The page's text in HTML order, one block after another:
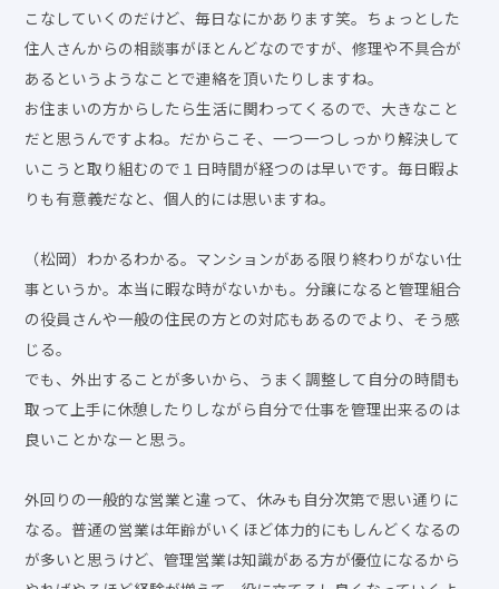
こなしていくのだけど、毎日なにかあります笑。ちょっとした
住人さんからの相談事がほとんどなのですが、修理や不具合が
あるというようなことで連絡を頂いたりしますね。
お住まいの方からしたら生活に関わってくるので、大きなこと
だと思うんですよね。だからこそ、一つ一つしっかり解決して
いこうと取り組むので１日時間が経つのは早いです。毎日暇よ
りも有意義だなと、個人的には思いますね。
（松岡）わかるわかる。マンションがある限り終わりがない仕
事というか。本当に暇な時がないかも。分譲になると管理組合
の役員さんや一般の住民の方との対応もあるのでより、そう感
じる。
でも、外出することが多いから、うまく調整して自分の時間も
取って上手に休憩したりしながら自分で仕事を管理出来るのは
良いことかなーと思う。
外回りの一般的な営業と違って、休みも自分次第で思い通りに
なる。普通の営業は年齢がいくほど体力的にもしんどくなるの
が多いと思うけど、管理営業は知識がある方が優位になるから